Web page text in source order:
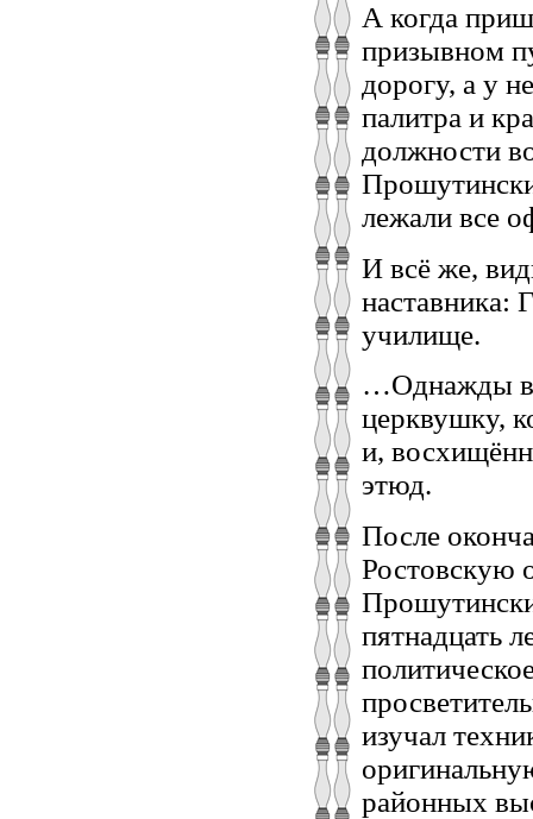
А когда
призывном
дорогу, а у
палитра и
должности
лежали все
И всё же,
наставника:
училище.
…Однажды в
церквушку,
и,
этюд.
После
Ростовскую
пятнадцать
изучал
районных